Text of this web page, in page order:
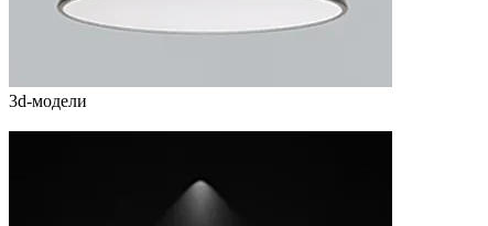
3d-модели